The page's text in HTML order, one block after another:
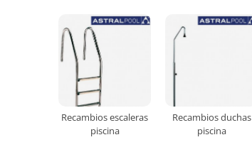
Recambios escaleras
piscina
Recambios duchas
piscina